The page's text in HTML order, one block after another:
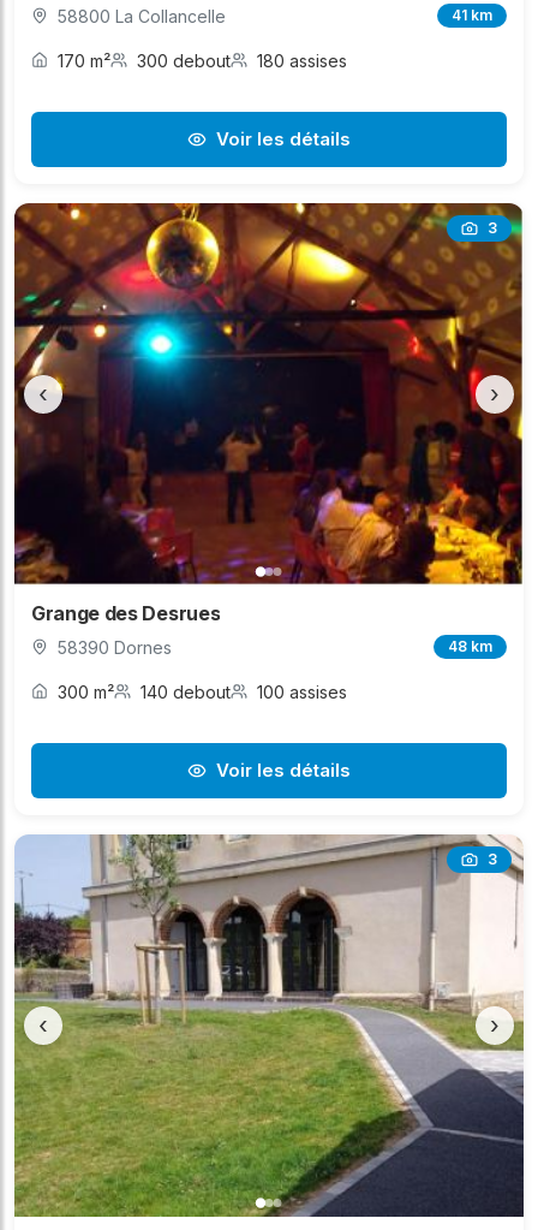
58800 La Collancelle 41 km
170 m² 300 debout 180 assises
Voir les détails
3
‹ ›
Grange des Desrues
58390 Dornes 48 km
300 m² 140 debout 100 assises
Voir les détails
3
‹ ›